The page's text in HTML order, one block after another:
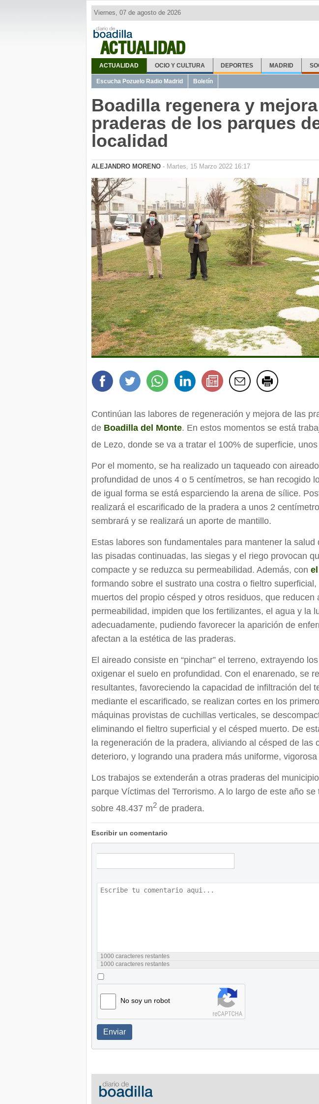
ACTUALIDAD
Viernes, 07 de agosto de 2026
ACTUALIDAD OCIO Y CULTURA DEPORTES MADRID
Escucha Pozuelo Radio Madrid Boletín
Boadilla regenera y
praderas de los parques
localidad
ALEJANDRO MORENO - Martes, 15 Marzo 2022 16:17
Continúan las labores de regeneración y mejora de las
de Boadilla del Monte. En estos momentos se está
de Lezo, donde se va a tratar el 100% de superficie,
Por el momento, se ha realizado un taqueado con
profundidad de unos 4 o 5 centímetros, se han recogido
de igual forma se está esparciendo la arena de sílice.
realizará el escarificado de la pradera a unos 2
sembrará y se realizará un aporte de mantillo.
Estas labores son fundamentales para mantener la
las pisadas continuadas, las siegas y el riego provocan
compacte y se reduzca su permeabilidad. Además, con
formando sobre el sustrato una costra o fieltro
muertos del propio césped y otros residuos, que reducen
permeabilidad, impiden que los fertilizantes, el agua y la
adecuadamente, pudiendo favorecer la aparición de
afectan a la estética de las praderas.
El aireado consiste en “pinchar” el terreno, extrayendo
oxigenar el suelo en profundidad. Con el enarenado, se
resultantes, favoreciendo la capacidad de infiltración del
mediante el escarificado, se realizan cortes en los
máquinas provistas de cuchillas verticales, se
eliminando el fieltro superficial y el césped muerto. De
la regeneración de la pradera, aliviando al césped de las
deterioro, y logrando una pradera más uniforme, vigorosa
Los trabajos se extenderán a otras praderas del
parque Víctimas del Terrorismo. A lo largo de este año
sobre 48.437 m2 de pradera.
Escribir un comentario
1000 caracteres restantes
1000 caracteres restantes
No soy un robot
Enviar